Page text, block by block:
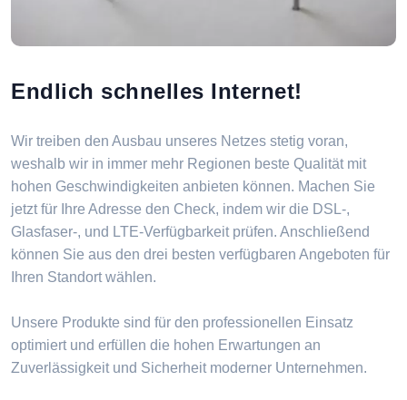
Endlich schnelles Internet!
Wir treiben den Ausbau unseres Netzes stetig voran,
weshalb wir in immer mehr Regionen beste Qualität mit
hohen Geschwindigkeiten anbieten können. Machen Sie
jetzt für Ihre Adresse den Check, indem wir die DSL-,
Glasfaser-, und LTE-Verfügbarkeit prüfen. Anschließend
können Sie aus den drei besten verfügbaren Angeboten für
Ihren Standort wählen.
Unsere Produkte sind für den professionellen Einsatz
optimiert und erfüllen die hohen Erwartungen an
Zuverlässigkeit und Sicherheit moderner Unternehmen.